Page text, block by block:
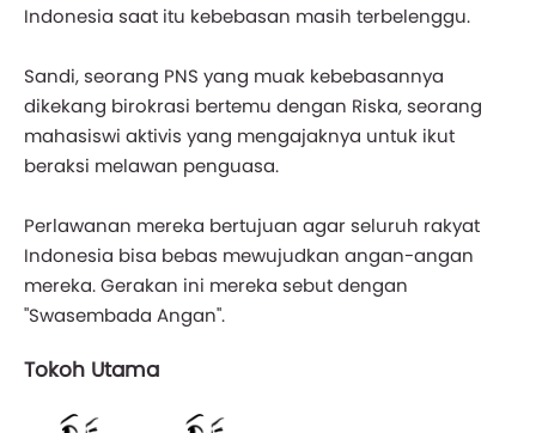
Indonesia saat itu kebebasan masih terbelenggu.
Sandi, seorang PNS yang muak kebebasannya
dikekang birokrasi bertemu dengan Riska, seorang
mahasiswi aktivis yang mengajaknya untuk ikut
beraksi melawan penguasa.
Perlawanan mereka bertujuan agar seluruh rakyat
Indonesia bisa bebas mewujudkan angan-angan
mereka. Gerakan ini mereka sebut dengan
"Swasembada Angan".
Tokoh Utama